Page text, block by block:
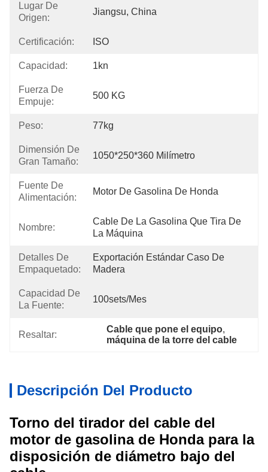
Lugar De
Origen:
Jiangsu, China
Certificación: ISO
Capacidad: 1kn
Fuerza De
Empuje:
500 KG
Peso: 77kg
Dimensión De
Gran Tamaño:
1050*250*360 Milímetro
Fuente De
Alimentación:
Motor De Gasolina De Honda
Nombre:
Cable De La Gasolina Que Tira De
La Máquina
Detalles De
Empaquetado:
Exportación Estándar Caso De
Madera
Capacidad De
La Fuente:
100sets/mes
Resaltar:
Cable que pone el equipo,
máquina de la torre del cable
Descripción Del Producto
Torno del tirador del cable del
motor de gasolina de Honda para la
disposición de diámetro bajo del